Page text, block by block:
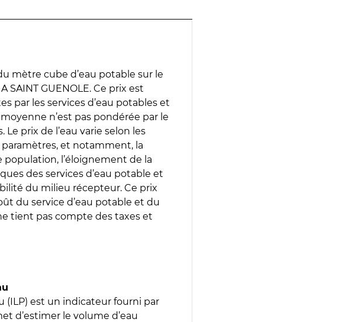
mètre cube d’eau potable sur le
SAINT GUENOLE. Ce prix est
par les services d’eau potables et
n’est pas pondérée par le
prix de l’eau varie selon les
et notamment, la
population, l’éloignement de la
des services d’eau potable et
du milieu récepteur. Ce prix
du service d’eau potable et du
tient pas compte des taxes et
(ILP) est un indicateur fourni par
d’estimer le volume d’eau